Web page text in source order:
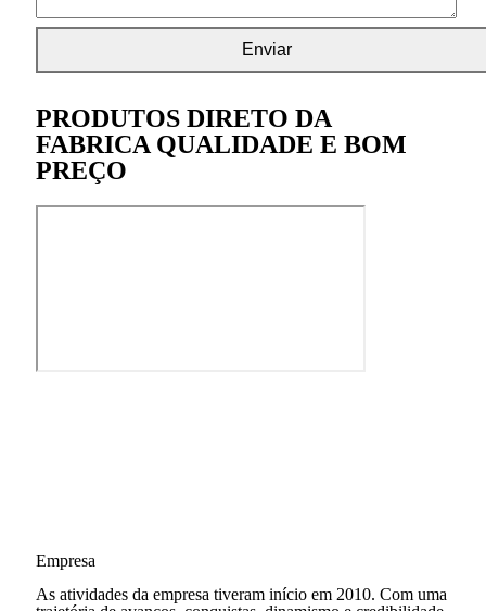
PRODUTOS DIRETO DA
FABRICA QUALIDADE E BOM
PREÇO
Empresa
As atividades da empresa tiveram início em 2010. Com uma